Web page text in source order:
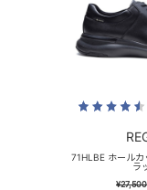
71HLBE ホールカ
ラ
¥27,500